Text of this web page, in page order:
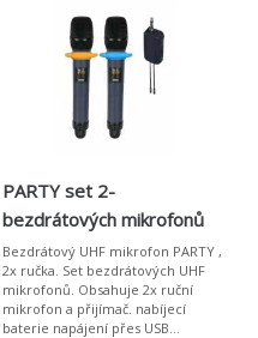
PARTY set 2-
bezdrátových mikrofonů
Bezdrátový UHF mikrofon PARTY ,
2x ručka. Set bezdrátových UHF
mikrofonů. Obsahuje 2x ruční
mikrofon a přijímač. nabíjecí
baterie napájení přes USB